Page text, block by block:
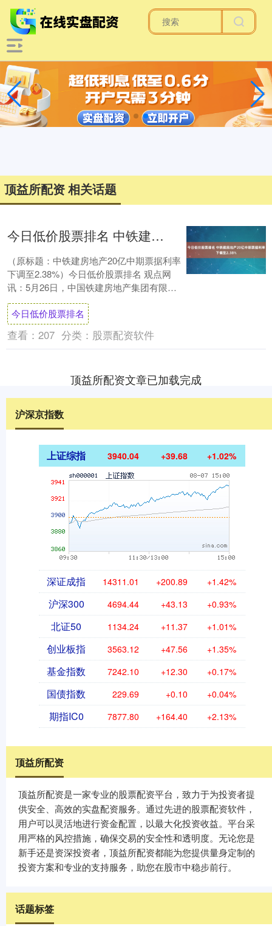
顶益所配资 相关话题
今日低价股票排名 中铁建房地产20亿中期票据利率下调至2.38%
（原标题：中铁建房地产20亿中期票据利率
下调至2.38%）今日低价股票排名 观点网
讯：5月26日，中国铁建房地产集团有限公
司发布2022年度第一期中期票据发行人....
今日低价股票排名
查看： 207 分类： 股票配资软件
顶益所配资文章已加载完成
沪深京指数
上证综指 3940.04 +39.68 +1.02%
深证成指 14311.01 +200.89 +1.42%
沪深300 4694.44 +43.13 +0.93%
北证50 1134.24 +11.37 +1.01%
创业板指 3563.12 +47.56 +1.35%
基金指数 7242.10 +12.30 +0.17%
国债指数 229.69 +0.10 +0.04%
期指IC0 7877.80 +164.40 +2.13%
顶益所配资
顶益所配资是一家专业的股票配资平台，致力于为投资者提
供安全、高效的实盘配资服务。通过先进的股票配资软件，
用户可以灵活地进行资金配置，以最大化投资收益。平台采
用严格的风控措施，确保交易的安全性和透明度。无论您是
新手还是资深投资者，顶益所配资都能为您提供量身定制的
投资方案和专业的支持服务，助您在股市中稳步前行。
话题标签